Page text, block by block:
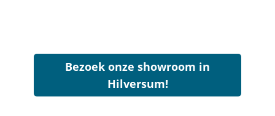
Bezoek onze showroom in
Hilversum!